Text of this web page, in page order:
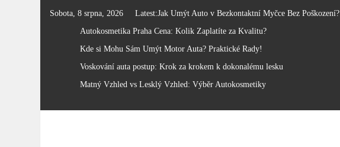
Sobota, 8 srpna, 2026 Latest:Jak Umýt Auto v Bezkontaktní Myčce Bez Poškození?
Autokosmetika Praha Cena: Kolik Zaplatíte za Kvalitu?
Kde si Mohu Sám Umýt Motor Auta? Praktické Rady!
Voskování auta postup: Krok za krokem k dokonalému lesku
Matný Vzhled vs Lesklý Vzhled: Výběr Autokosmetiky